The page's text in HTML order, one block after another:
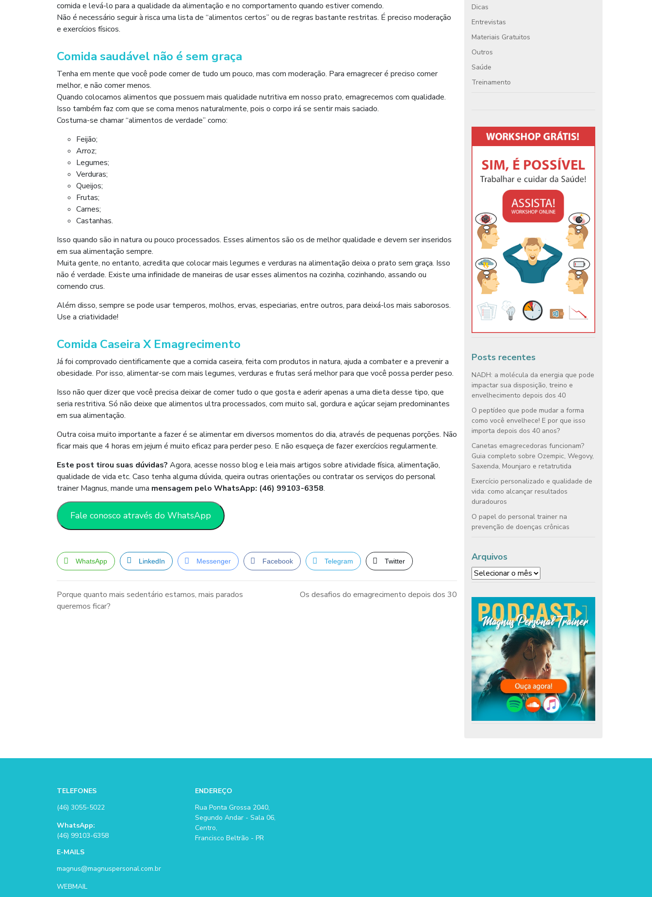
comida e levá-lo para a qualidade da alimentação e no comportamento quando estiver comendo.
Não é necessário seguir à risca uma lista de “alimentos certos” ou de regras bastante restritas. É preciso moderação
e exercícios físicos.
Comida saudável não é sem graça
Tenha em mente que você pode comer de tudo um pouco, mas com moderação. Para emagrecer é preciso comer
melhor, e não comer menos.
Quando colocamos alimentos que possuem mais qualidade nutritiva em nosso prato, emagrecemos com qualidade.
Isso também faz com que se coma menos naturalmente, pois o corpo irá se sentir mais saciado.
Costuma-se chamar “alimentos de verdade” como:
Feijão;
Arroz;
Legumes;
Verduras;
Queijos;
Frutas;
Carnes;
Castanhas.
Isso quando são in natura ou pouco processados. Esses alimentos são os de melhor qualidade e devem ser inseridos
em sua alimentação sempre.
Muita gente, no entanto, acredita que colocar mais legumes e verduras na alimentação deixa o prato sem graça. Isso
não é verdade. Existe uma infinidade de maneiras de usar esses alimentos na cozinha, cozinhando, assando ou
comendo crus.
Além disso, sempre se pode usar temperos, molhos, ervas, especiarias, entre outros, para deixá-los mais saborosos.
Use a criatividade!
Comida Caseira X Emagrecimento
Já foi comprovado cientificamente que a comida caseira, feita com produtos in natura, ajuda a combater e a prevenir a
obesidade. Por isso, alimentar-se com mais legumes, verduras e frutas será melhor para que você possa perder peso.
Isso não quer dizer que você precisa deixar de comer tudo o que gosta e aderir apenas a uma dieta desse tipo, que
seria restritiva. Só não deixe que alimentos ultra processados, com muito sal, gordura e açúcar sejam predominantes
em sua alimentação.
Outra coisa muito importante a fazer é se alimentar em diversos momentos do dia, através de pequenas porções. Não
ficar mais que 4 horas em jejum é muito eficaz para perder peso. E não esqueça de fazer exercícios regularmente.
Este post tirou suas dúvidas? Agora, acesse nosso blog e leia mais artigos sobre atividade física, alimentação,
qualidade de vida etc. Caso tenha alguma dúvida, queira outras orientações ou contratar os serviços do personal
trainer Magnus, mande uma mensagem pelo WhatsApp: (46) 99103-6358.
Fale conosco através do WhatsApp
WhatsApp LinkedIn Messenger Facebook Telegram Twitter
Navegação
Porque quanto mais sedentário estamos, mais parados
queremos ficar?
Os desafios do emagrecimento depois dos 30
Dicas
Entrevistas
Materiais Gratuitos
Outros
Saúde
Treinamento
Posts recentes
NADH: a molécula da energia que pode
impactar sua disposição, treino e
envelhecimento depois dos 40
O peptídeo que pode mudar a forma
como você envelhece! E por que isso
importa depois dos 40 anos?
Canetas emagrecedoras funcionam?
Guia completo sobre Ozempic, Wegovy,
Saxenda, Mounjaro e retatrutida
Exercício personalizado e qualidade de
vida: como alcançar resultados
duradouros
O papel do personal trainer na
prevenção de doenças crônicas
Arquivos
Arquivos
TELEFONES
(46) 3055-5022
WhatsApp:
(46) 99103-6358
E-MAILS
magnus@magnuspersonal.com.br
WEBMAIL
ENDEREÇO
Rua Ponta Grossa 2040,
Segundo Andar - Sala 06,
Centro,
Francisco Beltrão - PR